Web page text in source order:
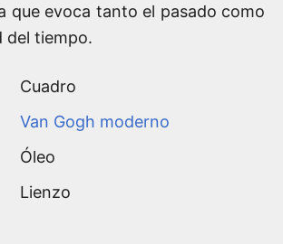
que evoca tanto el pasado como
del tiempo.
Cuadro
Van Gogh moderno
Óleo
Lienzo